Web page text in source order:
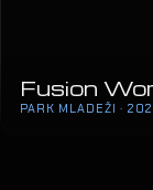
Fusion
PARK MLADEŽI ·